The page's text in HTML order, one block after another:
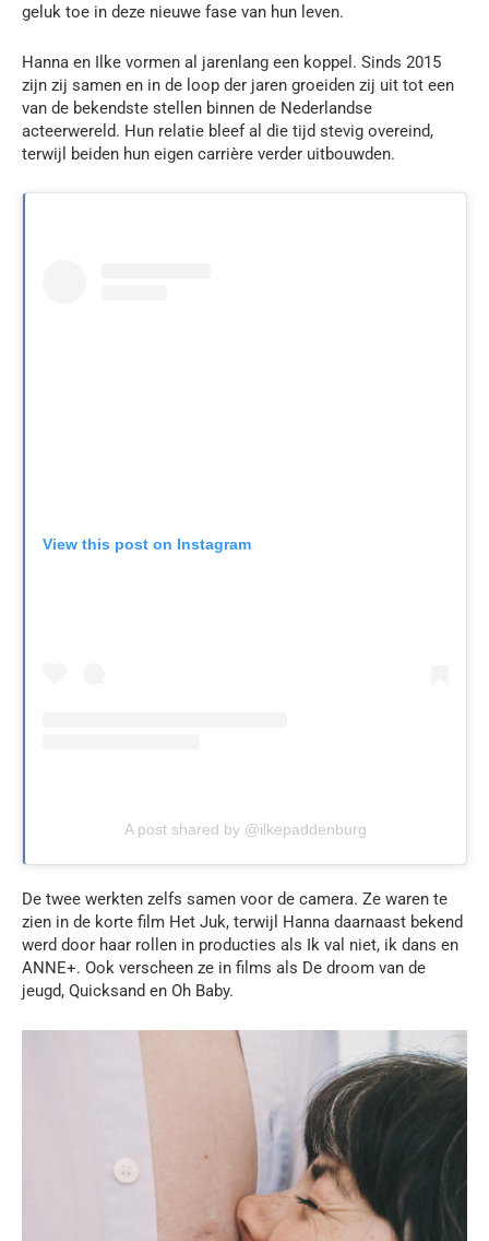
geluk toe in deze nieuwe fase van hun leven.
Hanna en Ilke vormen al jarenlang een koppel. Sinds 2015
zijn zij samen en in de loop der jaren groeiden zij uit tot een
van de bekendste stellen binnen de Nederlandse
acteerwereld. Hun relatie bleef al die tijd stevig overeind,
terwijl beiden hun eigen carrière verder uitbouwden.
View this post on Instagram
A post shared by @ilkepaddenburg
De twee werkten zelfs samen voor de camera. Ze waren te
zien in de korte film Het Juk, terwijl Hanna daarnaast bekend
werd door haar rollen in producties als Ik val niet, ik dans en
ANNE+. Ook verscheen ze in films als De droom van de
jeugd, Quicksand en Oh Baby.